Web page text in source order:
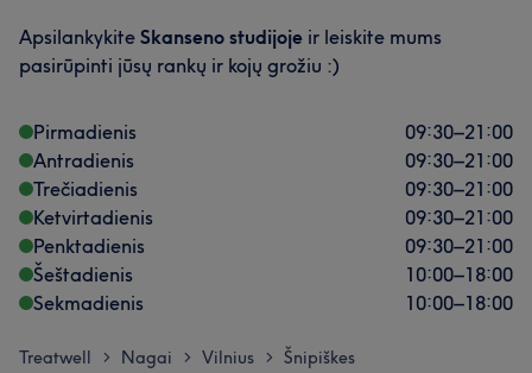
Apsilankykite Skanseno studijoje ir leiskite mums
pasirūpinti jūsų rankų ir kojų grožiu :)
Pirmadienis 09:30–21:00
Antradienis
09:30–21:00
Trečiadienis
09:30–21:00
Ketvirtadienis
09:30–21:00
Penktadienis
09:30–21:00
Šeštadienis
10:00–18:00
Sekmadienis
10:00–18:00
Treatwell > Nagai > Vilnius > Šnipiškes